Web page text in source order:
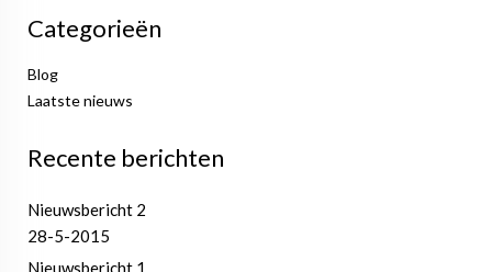
Categorieën
Blog
Laatste nieuws
Recente berichten
Nieuwsbericht 2
28-5-2015
Nieuwsbericht 1